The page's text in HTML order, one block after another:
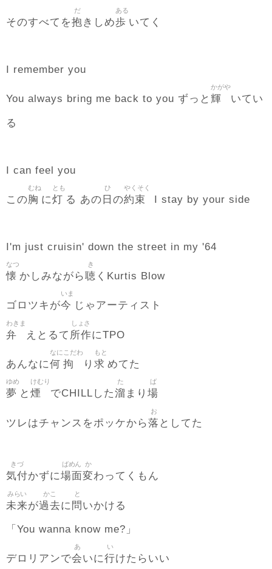
そのすべてを抱
だ
きしめ歩
ある
いてく
I remember you
You always bring me back to you ずっと 輝
かがや
いてい
る
I can feel you
この胸
むね
に灯
とも
る あの 日
ひ
の約束
やくそく
I stay by your side
I'm just cruisin' down the street in my '64
懐
なつ
かしみながら聴
き
くKurtis Blow
ゴロツキが今
いま
じゃアーティスト
弁
わきま
えとるて 所作
しょさ
にTPO
あんなに何
なに
拘
こだわ
り 求
もと
めてた
夢
ゆめ
と 煙
けむり
でCHILLした溜
た
まり 場
ば
ツレはチャンスをポッケから落
お
としてた
気付
きづ
かずに場面
ばめん
変
か
わってくもん
未来
みらい
が過去
かこ
に 問
と
いかける
「You wanna know me?」
デロリアンで会
あ
いに行
い
けたらいい